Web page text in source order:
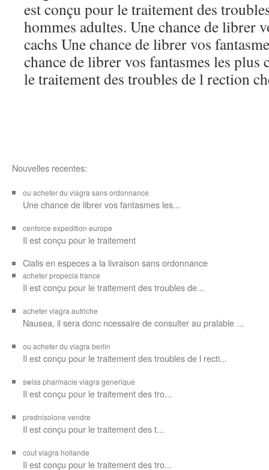
est conçu pour le traitement des
hommes adultes. Une chance de librer
cachs Une chance de librer vos
chance de librer vos fantasmes les plus
le traitement des troubles de l rection
Nouvelles recentes:
ou acheter du viagra sans ordonnance
Une chance de librer vosfantasmes les...
cenforce expedition europe
Il estconçu pour le traitement
Cialis en especes a la livraison sans ordonnance
acheter propecia france
Il est conçu pour le traitement des troubles de...
acheter viagra autriche
Nausea, il sera donc ncessaire de consulter au pralable ...
ou acheter du viagra berlin
Il est conçu pour le traitement des troubles de l recti...
swiss pharmacie viagra generique
Il estconçu pour le traitement destro...
prednisolone vendre
Il est conçu pour le traitement des t...
cout viagra hollande
Il est conçu pour le traitement des tro...